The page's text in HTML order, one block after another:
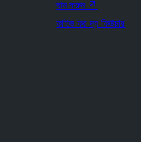
দান করুন ↗
ফাইভ ফর দ্য ফিউচার